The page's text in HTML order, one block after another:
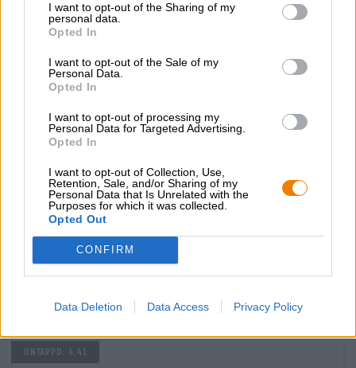
I want to opt-out of the Sharing of my
personal data.
Opted In
I want to opt-out of the Sale of my
Personal Data.
Opted In
I want to opt-out of processing my
Personal Data for Targeted Advertising.
Opted In
I want to opt-out of Collection, Use,
Retention, Sale, and/or Sharing of my
Personal Data that Is Unrelated with the
Purposes for which it was collected.
Opted Out
CONFIRM
Data Deletion Data Access Privacy Policy
Porter e Stout | Birre invecchiate in botte | Birra Scura e Nera | Birra
multicereali | Birre alla frutta, alle erbe e alle spezie
executor- willet rye ba
Emperor´s Brewery
€ 12,89
EINWEG
0,33 L POTERE - € 39,06 / LTR
Esaurito
Untappd: 4,41